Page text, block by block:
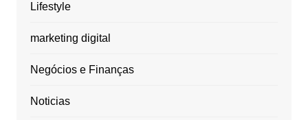
Lifestyle
marketing digital
Negócios e Finanças
Noticias